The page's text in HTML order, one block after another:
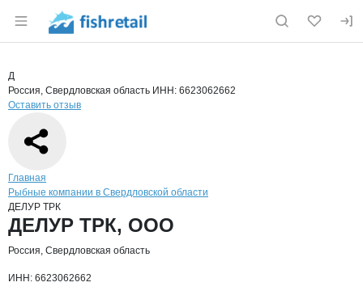
Раздел навигации по сайту fishretail.ru
Страница компании
Страница компании
Краткая информация о компании
Д
Россия, Свердловская область ИНН: 6623062662
Оставить отзыв
Навигация по сайту
Главная
Рыбные компании в Свердловской области
ДЕЛУР ТРК
Основная информация о компании
ДЕЛУР ТРК, ООО
Россия, Свердловская область
ИНН: 6623062662